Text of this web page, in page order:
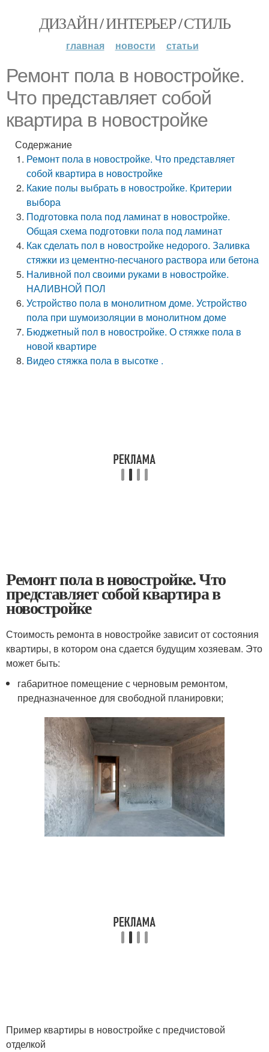
ДИЗАЙН / ИНТЕРЬЕР / СТИЛЬ
главная новости статьи
Ремонт пола в новостройке.
Что представляет собой
квартира в новостройке
Содержание
Ремонт пола в новостройке. Что представляет
собой квартира в новостройке
Какие полы выбрать в новостройке. Критерии
выбора
Подготовка пола под ламинат в новостройке.
Общая схема подготовки пола под ламинат
Как сделать пол в новостройке недорого. Заливка
стяжки из цементно-песчаного раствора или бетона
Наливной пол своими руками в новостройке.
НАЛИВНОЙ ПОЛ
Устройство пола в монолитном доме. Устройство
пола при шумоизоляции в монолитном доме
Бюджетный пол в новостройке. О стяжке пола в
новой квартире
Видео стяжка пола в высотке .
Ремонт пола в новостройке. Что
представляет собой квартира в
новостройке
Стоимость ремонта в новостройке зависит от состояния
квартиры, в котором она сдается будущим хозяевам. Это
может быть:
габаритное помещение с черновым ремонтом,
предназначенное для свободной планировки;
Пример квартиры в новостройке с предчистовой
отделкой